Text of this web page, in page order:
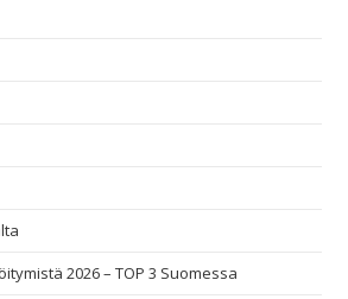
2026 – TOP 3 Suomessa